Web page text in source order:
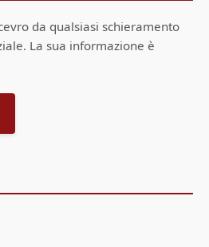
da qualsiasi schieramento
La sua informazione è